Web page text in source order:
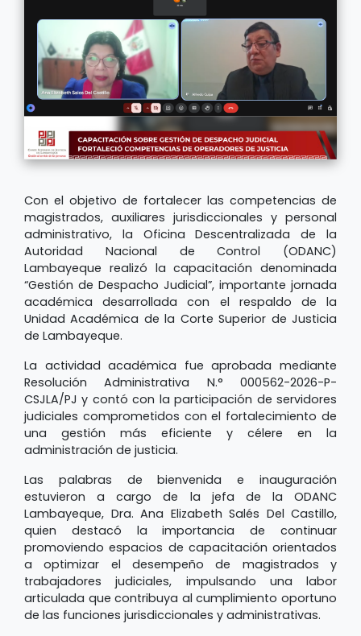
Con el objetivo de fortalecer las competencias de
magistrados, auxiliares jurisdiccionales y personal
administrativo, la Oficina Descentralizada de la
Autoridad Nacional de Control (ODANC)
Lambayeque realizó la capacitación denominada
“Gestión de Despacho Judicial”, importante jornada
académica desarrollada con el respaldo de la
Unidad Académica de la Corte Superior de Justicia
de Lambayeque.
La actividad académica fue aprobada mediante
Resolución Administrativa N.° 000562-2026-P-
CSJLA/PJ y contó con la participación de servidores
judiciales comprometidos con el fortalecimiento de
una gestión más eficiente y célere en la
administración de justicia.
Las palabras de bienvenida e inauguración
estuvieron a cargo de la jefa de la ODANC
Lambayeque, Dra. Ana Elizabeth Salés Del Castillo,
quien destacó la importancia de continuar
promoviendo espacios de capacitación orientados
a optimizar el desempeño de magistrados y
trabajadores judiciales, impulsando una labor
articulada que contribuya al cumplimiento oportuno
de las funciones jurisdiccionales y administrativas.